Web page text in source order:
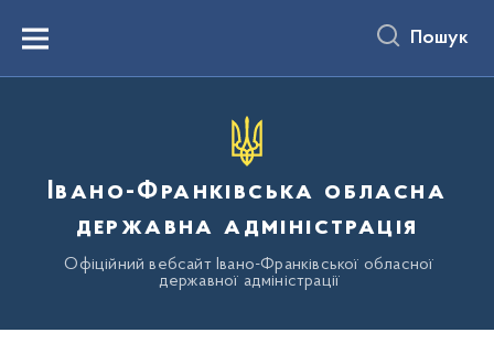
вмістуMenu Пошук
Івано-Франківська обласна
державна адміністрація
Офіційний вебсайт Івано-Франківської обласної
державної адміністрації